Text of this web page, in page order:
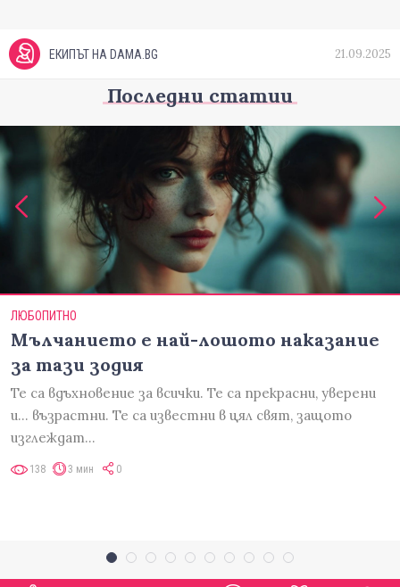
ЕКИПЪТ НА DAMA.BG 21.09.2025
Последни статии
ЛЮБОПИТНО
Мълчанието е най-лошото наказание
за тази зодия
Те са вдъхновение за всички. Те са прекрасни, уверени
и... възрастни. Те са известни в цял свят, защото
изглеждат…
138 3 мин 0